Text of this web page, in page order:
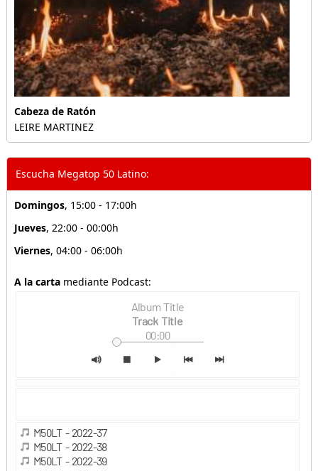
Cabeza de Ratón
LEIRE MARTINEZ
Escucha Megatop 50 Latino:
Domingos, 15:00 - 17:00h
Jueves, 22:00 - 00:00h
Viernes, 04:00 - 06:00h
A la cartamediante Podcast: